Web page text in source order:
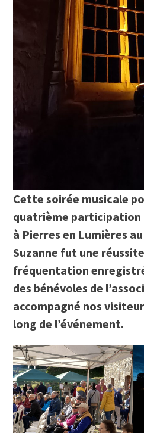
Cette soirée musicale
quatrième participation
à Pierres en Lumières
Suzanne fut une
fréquentation
des bénévoles de
accompagné nos
long de l’événement.